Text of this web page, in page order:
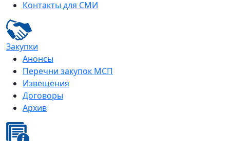
Контакты для СМИ
Закупки
Анонсы
Перечни закупок МСП
Извещения
Договоры
Архив